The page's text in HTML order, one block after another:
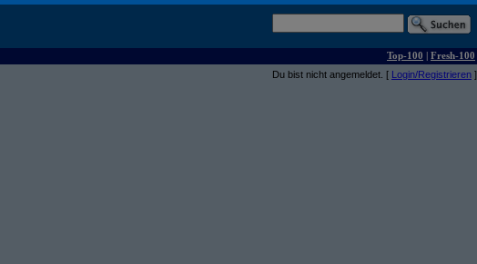
Top-100 | Fresh-100
Du bist nicht angemeldet. [ Login/Registrieren ]